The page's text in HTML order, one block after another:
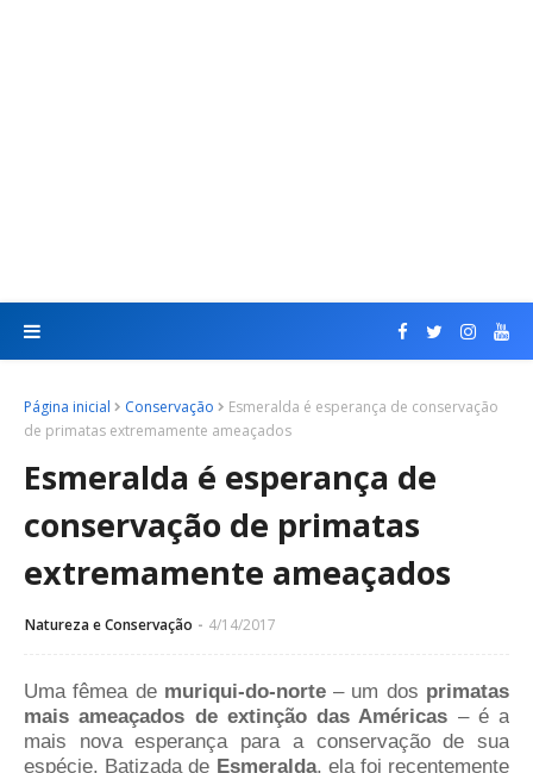
Página inicial Conservação
Esmeralda é esperança de conservação
de primatas extremamente ameaçados
Esmeralda é esperança de
conservação de primatas
extremamente ameaçados
Natureza e Conservação 4/14/2017
Uma fêmea de muriqui-do-norte– um dos primatas
mais ameaçados de extinção das Américas – é a
mais nova esperança para a conservação de sua
espécie. Batizada de Esmeralda, ela foi recentemente